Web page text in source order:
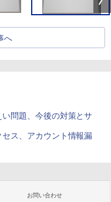
へ
問題、今後の対策とサ
セス、アカウント情報漏
お問い合わせ